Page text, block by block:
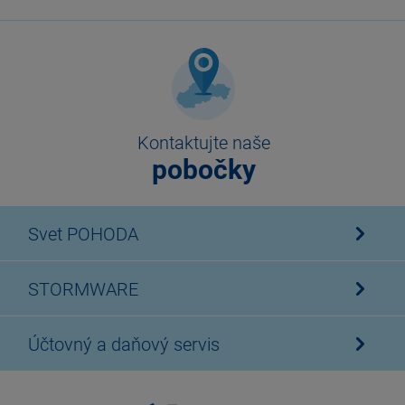
Kontaktujte naše
pobočky
Svet POHODA
STORMWARE
Účtovný a daňový servis